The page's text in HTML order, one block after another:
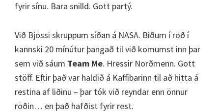
fyrir sínu. Bara snilld. Gott partý.
Við Bjössi skruppum síðan á NASA. Biðum í röð í
kannski 20 mínútur þangað til við komumst inn þar
sem við sáum Team Me. Hressir Norðmenn. Gott
stöff. Eftir það var haldið á Kaffibarinn til að hitta á
restina af liðinu – þar tók við reyndar enn önnur
röðin… en það hafðist fyrir rest.